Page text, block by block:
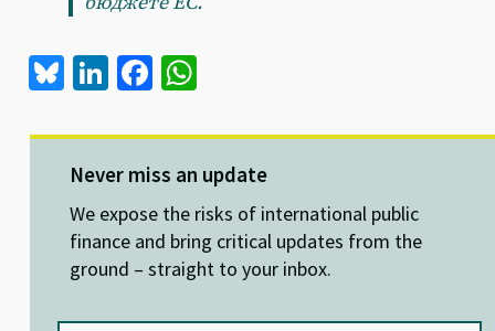
Bl
es
ky
Li
ke
dI
n
Fa
b
o
o
k
at
sA
p
p
Never miss an update
We expose the risks of international public
finance and bring critical updates from the
ground – straight to your inbox.